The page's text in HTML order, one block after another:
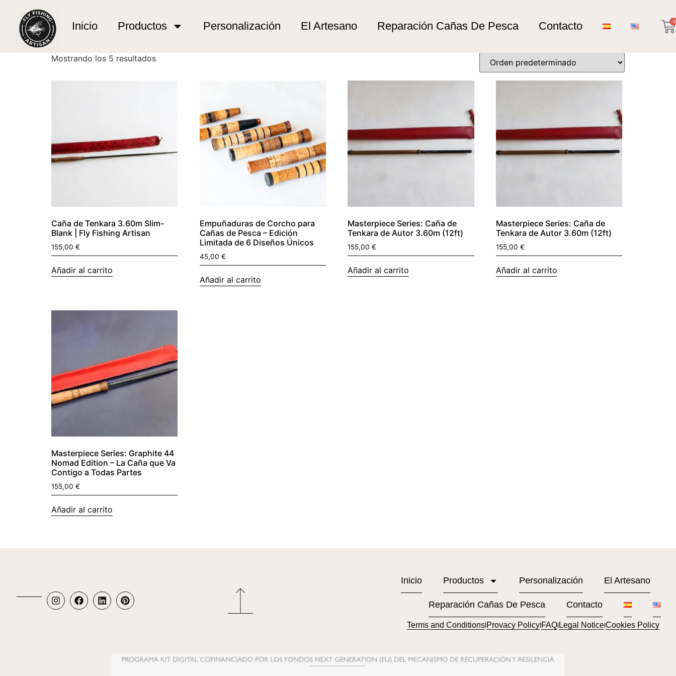
Inicio Productos Personalización El Artesano Reparación Cañas De Pesca Contacto 0
Precision Tackle
Mostrando los 5 resultados
Caña de Tenkara 3.60m Slim-
Blank | Fly Fishing Artisan
155,00 €
Añadir al carrito
Empuñaduras de Corcho para
Cañas de Pesca – Edición
Limitada de 6 Diseños Únicos
45,00 €
Añadir al carrito
Masterpiece Series: Caña de
Tenkara de Autor 3.60m (12ft)
155,00€
Añadir al carrito
Masterpiece Series: Caña de
Tenkara de Autor 3.60m (12ft)
155,00€
Añadir al carrito
Masterpiece Series: Graphite 44
Nomad Edition – La Caña que Va
Contigo a Todas Partes
155,00 €
Añadir al carrito
Inicio Productos Personalización El Artesano
Reparación Cañas De Pesca Contacto
Terms and ConditionslProvacy PolicylFAQlLegal NoticelCookies Policy